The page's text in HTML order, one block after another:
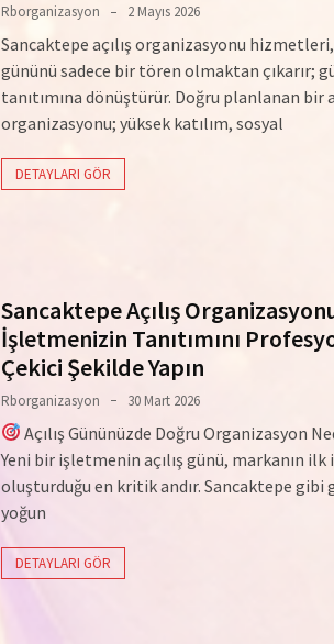
Rborganizasyon 2 Mayıs 2026
Sancaktepe açılış organizasyonu
gününü sadece bir tören olmaktan çıkarır;
tanıtımına dönüştürür. Doğru planlanan bir
organizasyonu; yüksek katılım, sosyal
DETAYLARI GÖR
Sancaktepe Açılış
İşletmenizin Tanıtımını
Çekici Şekilde Yapın
Rborganizasyon 30 Mart 2026
Açılış Gününüzde Doğru Organizasyon
Yeni bir işletmenin açılış günü, markanın
oluşturduğu en kritik andır. Sancaktepe gibi
yoğun
DETAYLARI GÖR